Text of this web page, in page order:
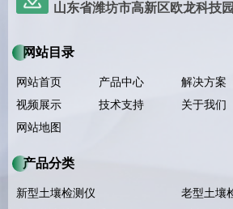
山东省潍坊市高新区欧龙科技园
网站目录
网站首页 产品中心 解决方案
视频展示
技术支持 关于我们
网站地图
产品分类
新型土壤检测仪
老型土壤